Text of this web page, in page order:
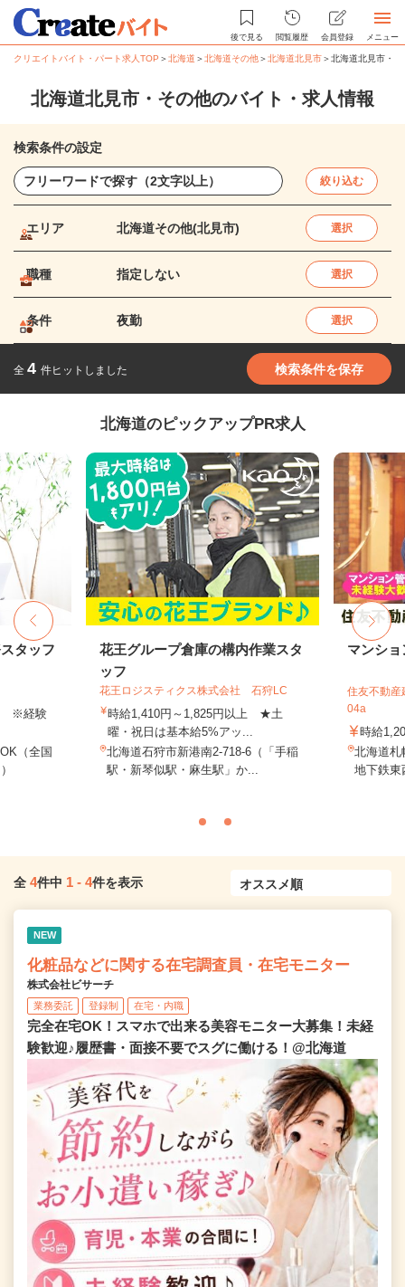
後で見る 閲覧履歴 会員登録 メニュー
クリエイトバイト・パート求人TOP ＞北海道 ＞北海道その他＞北海道北見市＞北海道北見市・
北海道北見市・その他のバイト・求人情報
検索条件の設定
絞り込む
エリア 北海道その他(北見市) 選択
職種 指定しない 選択
条件 夜勤 選択
全 4 件ヒットしました 検索条件を保存
北海道のピックアップPR求人
タッフ
※経験
（全国
花王グループ倉庫の構内作業スタ
ッフ
花王ロジスティクス株式会社 石狩LC
時給1,410円～1,825円以上 ★土
曜・祝日は基本給5%アッ...
北海道石狩市新港南2-718-6（「手稲
駅・新琴似駅・麻生駅」か...
マンシ
住友不動産
04a
時給
北海道札
地下鉄東
全 4件中 1 - 4件を表示
NEW
化粧品などに関する在宅調査員・在宅モニター
株式会社ビサーチ
業務委託 登録制 在宅・内職
完全在宅OK！スマホで出来る美容モニター大募集！未経
験歓迎♪履歴書・面接不要でスグに働ける！@北海道